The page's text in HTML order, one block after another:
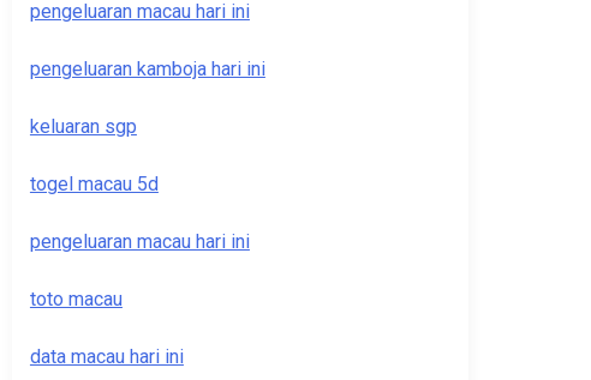
pengeluaran macau hari ini
pengeluaran kamboja hari ini
keluaran sgp
togel macau 5d
pengeluaran macau hari ini
toto macau
data macau hari ini